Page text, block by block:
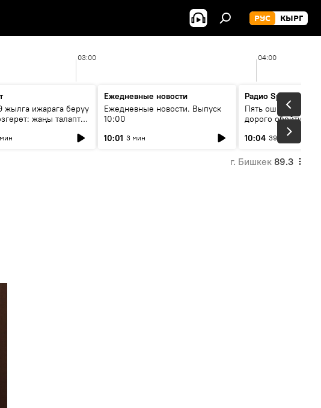
РУС КЫРГ
03:00 04:00
ижарага берүү
жаңы талаптар
Ежедневные новости
Ежедневные новости. Выпуск
10:00
10:01 3 мин
Радио Sputnik
Пять ошибок
дорого обойтись
10:04 39 мин
г. Бишкек 89.3